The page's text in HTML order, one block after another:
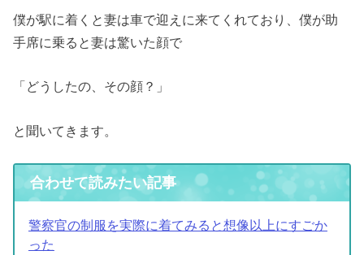
僕が駅に着くと妻は車で迎えに来てくれており、僕が助
手席に乗ると妻は驚いた顔で
「どうしたの、その顔？」
と聞いてきます。
合わせて読みたい記事
警察官の制服を実際に着てみると想像以上にすごか
った